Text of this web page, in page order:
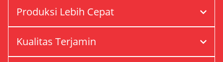
Produksi Lebih Cepat
Kualitas Terjamin